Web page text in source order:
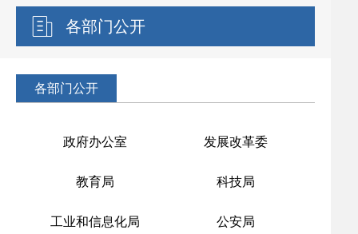
各部门公开
各部门公开
政府办公室 发展改革委
教育局 科技局
工业和信息化局 公安局